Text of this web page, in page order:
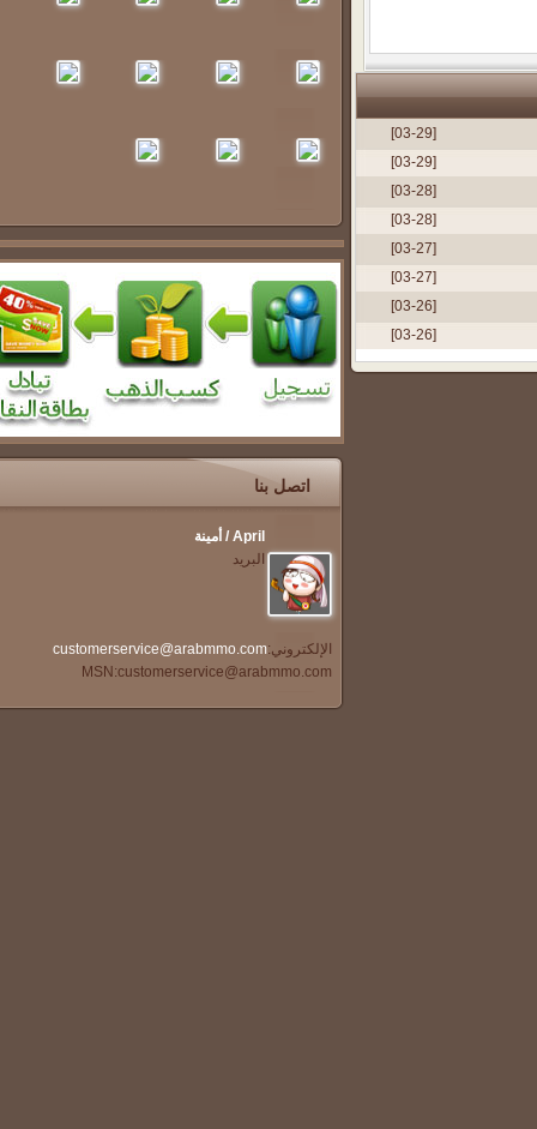
اتصل بنا
April / أمينة
البريد
الإلكتروني: customerservice@arabmmo.com
MSN:customerservice@arabmmo.com